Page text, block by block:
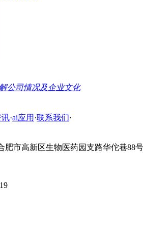
公司情况及企业文化
讯·ai应用 ·联系我们·
肥市高新区生物医药园支路华佗巷88号